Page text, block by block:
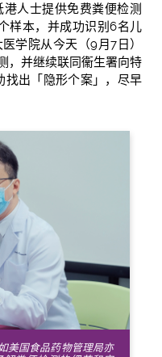
人士提供免费粪便检测
样本，并成功识别6名儿
学院从今天（9月7日）
，并继续联同衞生署向特
找出「隐形个案」，尽早
美国食品药物管理局亦